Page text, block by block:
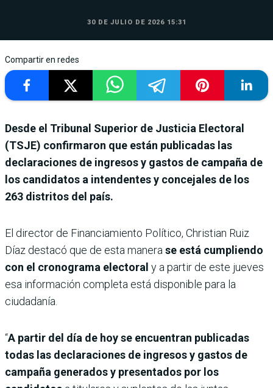
30 DE JULIO DE 2026 15:31
Compartir en redes
Desde el Tribunal Superior de Justicia Electoral
(TSJE) confirmaron que están publicadas las
declaraciones de ingresos y gastos de campaña de
los candidatos a intendentes y concejales de los
263 distritos del país.
El director de Financiamiento Político, Christian Ruiz
Díaz destacó que de esta manerase está cumpliendo
con el cronograma electoral y a partir de este jueves
esa información completa está disponible para la
ciudadanía.
“A partir del día de hoy se encuentran publicadas
todas las declaraciones de ingresos y gastos de
campaña generados y presentados por los